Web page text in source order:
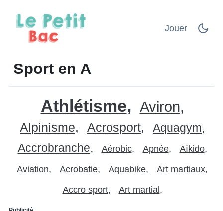
Jouer
Sport en A
Athlétisme Aviron
Alpinisme Acrosport
Aquagym
Accrobranche
Aérobic Apnée Aïkido
Aviation Acrobatie Aquabike Art martiaux
Accro sport Art martial